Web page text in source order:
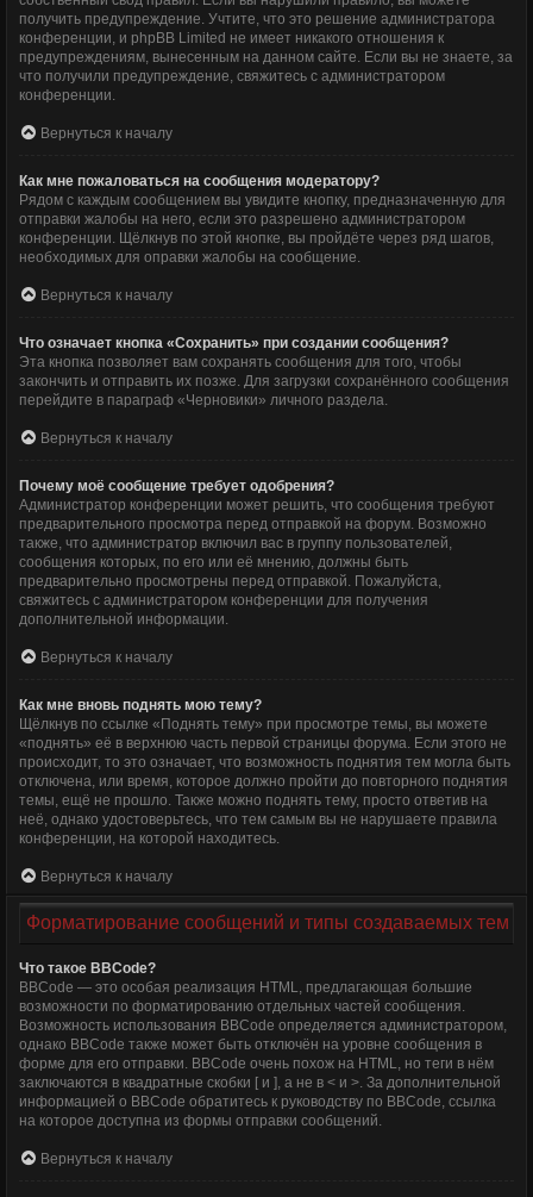
получить предупреждение. Учтите, что это решение администратора
конференции, и phpBB Limited не имеет никакого отношения к
предупреждениям, вынесенным на данном сайте. Если вы не знаете, за
что получили предупреждение, свяжитесь с администратором
конференции.
Вернуться к началу
Как мне пожаловаться на сообщения модератору?
Рядом с каждым сообщением вы увидите кнопку, предназначенную для
отправки жалобы на него, если это разрешено администратором
конференции. Щёлкнув по этой кнопке, вы пройдёте через ряд шагов,
необходимых для оправки жалобы на сообщение.
Вернуться к началу
Что означает кнопка «Сохранить» при создании сообщения?
Эта кнопка позволяет вам сохранять сообщения для того, чтобы
закончить и отправить их позже. Для загрузки сохранённого сообщения
перейдите в параграф «Черновики» личного раздела.
Вернуться к началу
Почему моё сообщение требует одобрения?
Администратор конференции может решить, что сообщения требуют
предварительного просмотра перед отправкой на форум. Возможно
также, что администратор включил вас в группу пользователей,
сообщения которых, по его или её мнению, должны быть
предварительно просмотрены перед отправкой. Пожалуйста,
свяжитесь с администратором конференции для получения
дополнительной информации.
Вернуться к началу
Как мне вновь поднять мою тему?
Щёлкнув по ссылке «Поднять тему» при просмотре темы, вы можете
«поднять» её в верхнюю часть первой страницы форума. Если этого не
происходит, то это означает, что возможность поднятия тем могла быть
отключена, или время, которое должно пройти до повторного поднятия
темы, ещё не прошло. Также можно поднять тему, просто ответив на
неё, однако удостоверьтесь, что тем самым вы не нарушаете правила
конференции, на которой находитесь.
Вернуться к началу
Форматирование сообщений и типы создаваемых тем
Что такое BBCode?
BBCode — это особая реализация HTML, предлагающая большие
возможности по форматированию отдельных частей сообщения.
Возможность использования BBCode определяется администратором,
однако BBCode также может быть отключён на уровне сообщения в
форме для его отправки. BBCode очень похож на HTML, но теги в нём
заключаются в квадратные скобки [ и ], а не в < и >. За дополнительной
информацией о BBCode обратитесь к руководству по BBCode, ссылка
на которое доступна из формы отправки сообщений.
Вернуться к началу